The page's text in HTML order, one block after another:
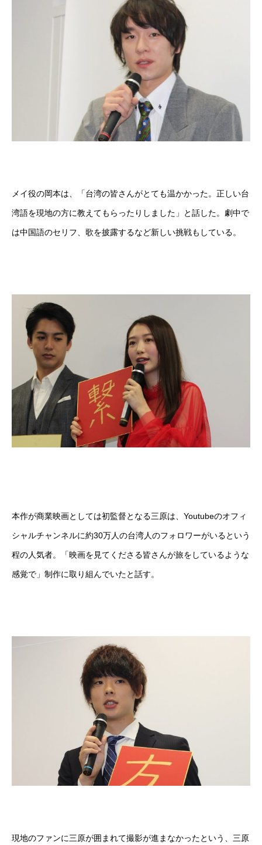
メイ役の岡本は、「台湾の皆さんがとても温かかった。正しい台
湾語を現地の方に教えてもらったりしました」と話した。劇中で
は中国語のセリフ、歌を披露するなど新しい挑戦もしている。
本作が商業映画としては初監督となる三原は、Youtubeのオフィ
シャルチャンネルに約30万人の台湾人のフォロワーがいるという
程の人気者。「映画を見てくださる皆さんが旅をしているような
感覚で」制作に取り組んでいたと話す。
現地のファンに三原が囲まれて撮影が進まなかったという、三原